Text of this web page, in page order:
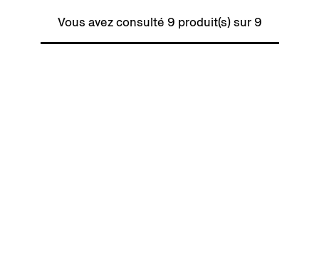
Vous avez consulté 9 produit(s) sur 9